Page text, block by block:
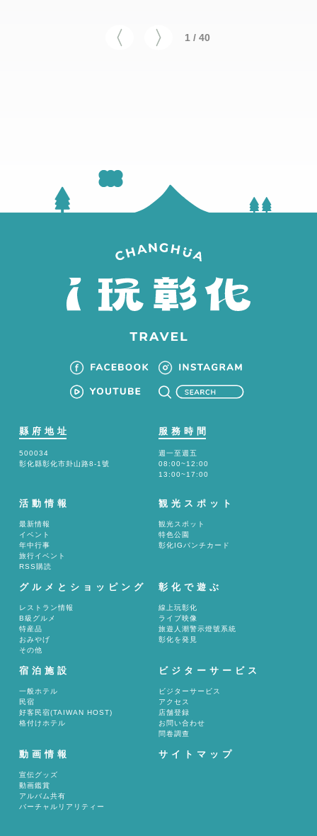
1 / 40
縣府地址
500034
彰化縣彰化市卦山路8-1號
服務時間
週一至週五
08:00~12:00
13:00~17:00
活動情報
最新情報
イベント
年中行事
旅行イベント
RSS購読
観光スポット
観光スポット
特色公園
彰化IGパンチカード
グルメとショッピング
レストラン情報
B級グルメ
特産品
おみやげ
その他
彰化で遊ぶ
線上玩彰化
ライブ映像
旅遊人潮警示燈號系統
彰化を発見
宿泊施設
一般ホテル
民宿
好客民宿(TAIWAN HOST)
格付けホテル
ビジターサービス
ビジターサービス
アクセス
店舗登録
お問い合わせ
問卷調查
動画情報
宣伝グッズ
動画鑑賞
アルバム共有
バーチャルリアリティー
サイトマップ